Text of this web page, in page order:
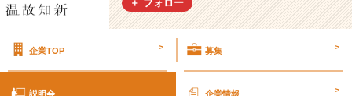
知
明
＋ フォロー
企業TOP > 募集 >
説明会 企業情報 >